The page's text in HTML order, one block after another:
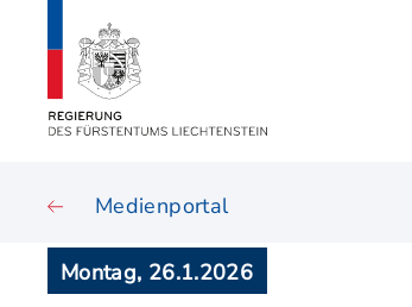
Medienportal
Montag, 26.1.2026